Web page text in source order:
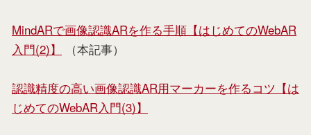
MindARで画像認識ARを作る手順【はじめてのWebAR
入門(2)】
（本記事）
認識精度の高い画像認識AR用マーカーを作るコツ【は
じめてのWebAR入門(3)】